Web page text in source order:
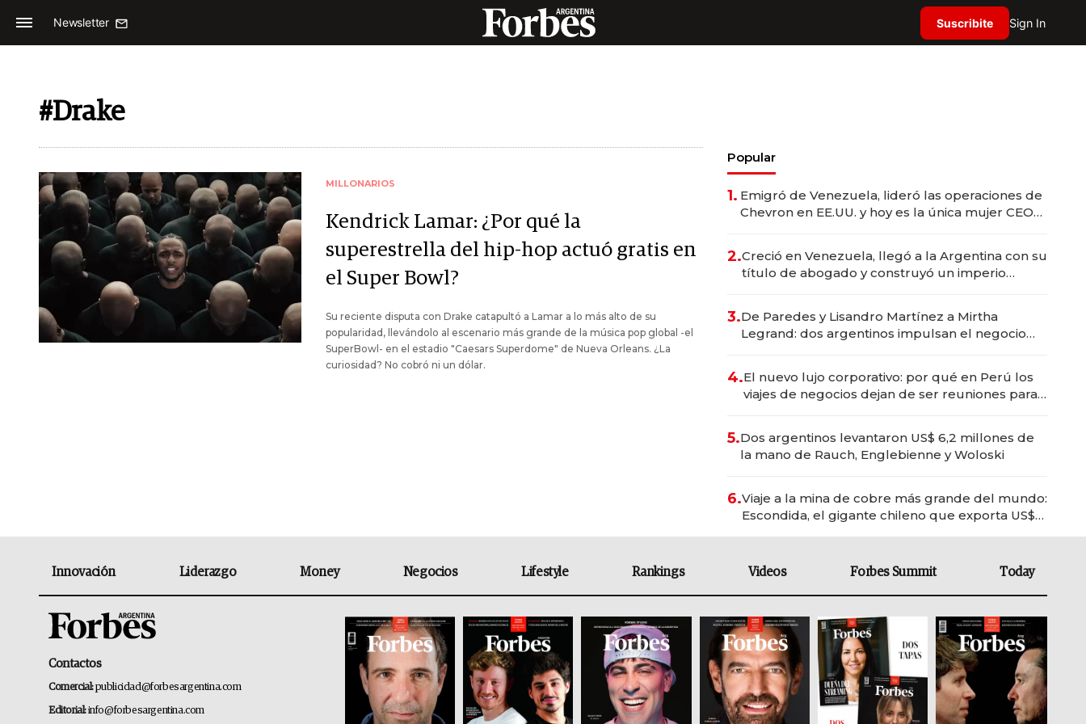
Newsletter Suscribite Sign In
#Drake
MILLONARIOS
Kendrick Lamar: ¿Por qué la
superestrella del hip-hop actuó gratis en
el Super Bowl?
Su reciente disputa con Drake catapultó a Lamar a lo más alto de su
popularidad, llevándolo al escenario más grande de la música pop global -el
SuperBowl- en el estadio "Caesars Superdome" de Nueva Orleans. ¿La
curiosidad? No cobró ni un dólar.
Popular
1. Emigró de Venezuela, lideró las operaciones de
Chevron en EE.UU. y hoy es la única mujer CEO
2.Creció en Venezuela, llegó a la Argentina con su
título de abogado y construyó un imperio
3.De Paredes y Lisandro Martínez a Mirtha
Legrand: dos argentinos impulsan el negocio
4.El nuevo lujo corporativo: por qué en Perú los
viajes de negocios dejan de ser reuniones para
5.Dos argentinos levantaron US$ 6,2 millones de
la mano de Rauch, Englebienne y Woloski
6.Viaje a la mina de cobre más grande del mundo:
Escondida, el gigante chileno que exporta US$
Innovación Liderazgo Money Negocios Lifestyle Rankings Videos Forbes Summit Today
Contactos
Comercial:publicidad@forbesargentina.com
Editorial:info@forbesargentina.com